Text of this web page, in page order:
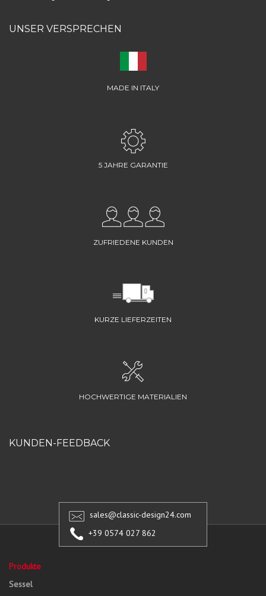
UNSER VERSPRECHEN
MADE IN ITALY
5 JAHRE GARANTIE
ZUFRIEDENE KUNDEN
KURZE LIEFERZEITEN
HOCHWERTIGE MATERIALIEN
KUNDEN-FEEDBACK
sales@classic-design24.com
+39 0574 027 862
Produkte
Sessel